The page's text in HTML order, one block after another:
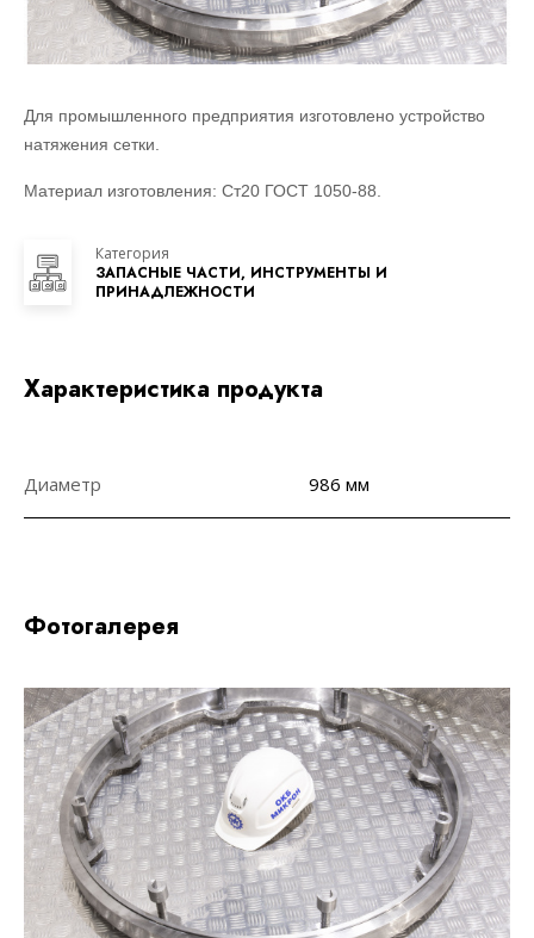
Для промышленного предприятия изготовлено устройство
натяжения сетки.
Материал изготовления: Ст20 ГОСТ 1050-88.
Категория
ЗАПАСНЫЕ ЧАСТИ, ИНСТРУМЕНТЫ И
ПРИНАДЛЕЖНОСТИ
Характеристика продукта
Диаметр 986 мм
Фотогалерея